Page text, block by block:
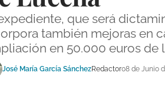
que será
también mejoras en
en 50.000 euros de
José María García SánchezRedactor08 de Junio